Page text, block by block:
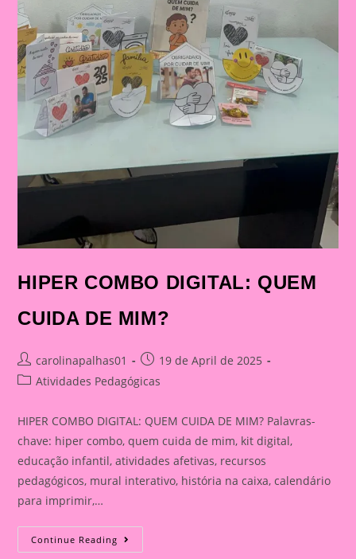
HIPER COMBO DIGITAL: QUEM
CUIDA DE MIM?
Post
author:
carolinapalhas01
Post
published:
19 de April de 2025
PostAtividades Pedagógicas
HIPER COMBO DIGITAL: QUEM CUIDA DE MIM? Palavras-
chave: hiper combo, quem cuida de mim, kit digital,
educação infantil, atividades afetivas, recursos
pedagógicos, mural interativo, história na caixa, calendário
para imprimir,…
Continue Reading HIPER
COMBO